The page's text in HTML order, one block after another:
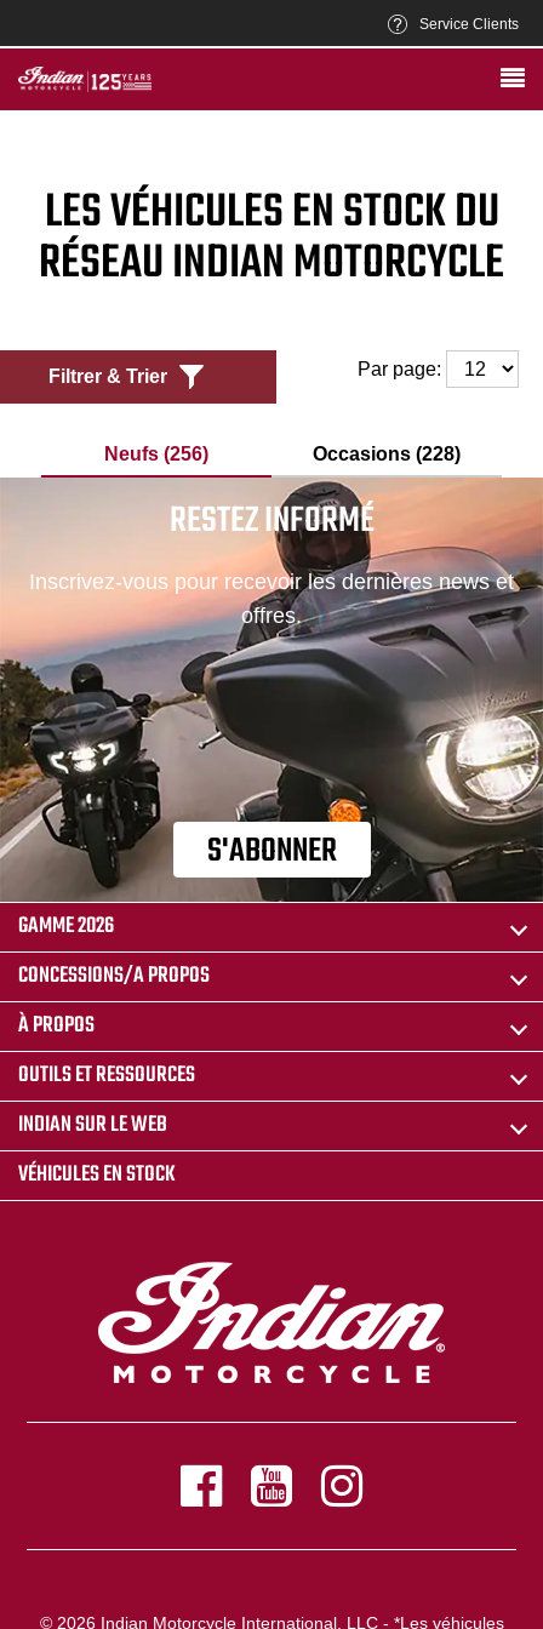
Service Clients
LES VÉHICULES EN STOCK DU
RÉSEAU INDIAN MOTORCYCLE
Filtrer & Trier Par page:
Neufs (256) Occasions (228)
RESTEZ INFORMÉ
Inscrivez-vous pour recevoir les dernières news et
offres.
S'ABONNER
GAMME 2026
CONCESSIONS/A PROPOS
À PROPOS
OUTILS ET RESSOURCES
INDIAN SUR LE WEB
VÉHICULES EN STOCK
© 2026 Indian Motorcycle International, LLC - *Les véhicules